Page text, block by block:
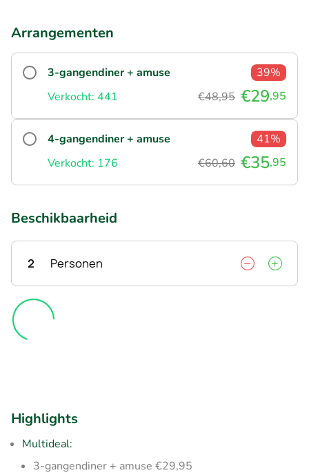
Arrangementen
3-gangendiner + amuse
39%
Verkocht: 441
€48,95 €29,95
4-gangendiner + amuse
41%
Verkocht: 176
€60,60 €35,95
Beschikbaarheid
2 Personen
Highlights
Multideal:
3-gangendiner + amuse €29,95